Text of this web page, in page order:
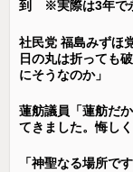
到 ※実際は3年で
社民党 福島みずほ
日の丸は折っても
にそうなのか」
蓮舫議員「蓮舫だ
てきました。悔しく
「神聖なる場所で